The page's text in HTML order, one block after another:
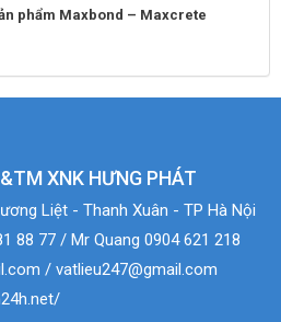
phẩm Maxbond – Maxcrete
XNK HƯNG PHÁT
Liệt - Thanh Xuân - TP Hà Nội
88 77 / Mr Quang 0904 621 218
/ vatlieu247@gmail.com